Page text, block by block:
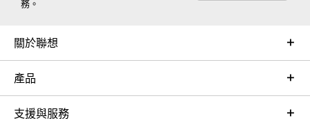
務。
關於聯想
產品
支援與服務